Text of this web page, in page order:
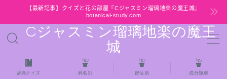
【最新記事】クイズと花の部屋『Cジャスミン瑠璃地楽の魔王城』
botanical-study.com
Cジャスミン瑠璃地楽の魔王
城
MENU
HOME
辞典クイズ 科名別 部位別 成分類別